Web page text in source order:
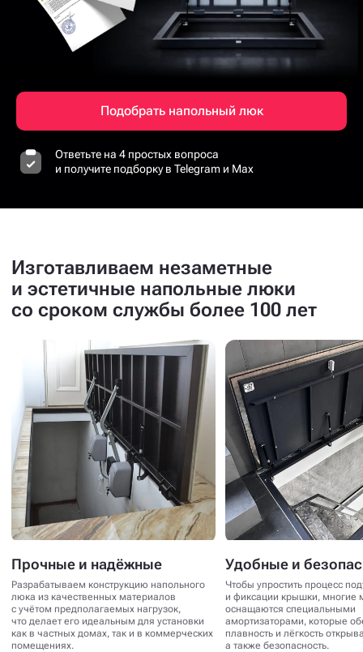
Подобрать напольный люк
Ответьте на 4 простых вопроса
и получите подборку в Telegram и Max
Изготавливаем незаметные
и эстетичные напольные люки
со сроком службы более 100 лет
Прочные и надёжные
Разрабатываем конструкцию напольного
люка из качественных материалов
с учётом предполагаемых нагрузок,
что делает его идеальным для установки
как в частных домах, так и в коммерческих
помещениях.
Удобные и
Чтобы упростить процесс
и фиксации крышки, многие
оснащаются специальными
амортизаторами, которые
плавность и лёгкость
а также безопасность.